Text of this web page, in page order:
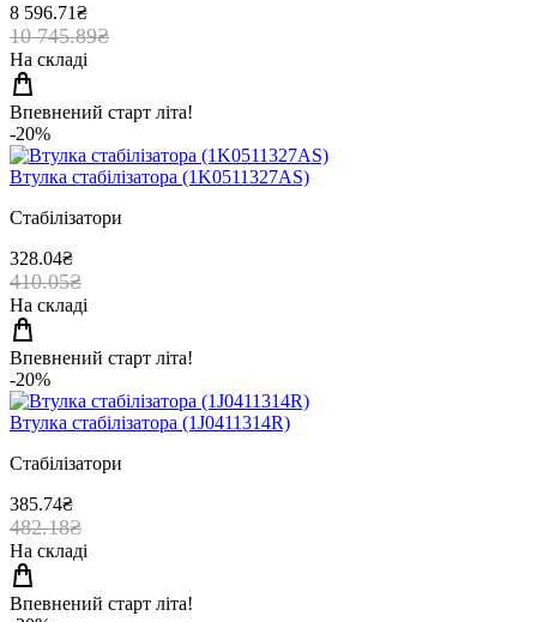
8 596.71₴
10 745.89₴
На складі
Впевнений старт літа!
-20%
Втулка стабiлiзатора (1K0511327AS)
Стабілізатори
328.04₴
410.05₴
На складі
Впевнений старт літа!
-20%
Втулка стабiлiзатора (1J0411314R)
Стабілізатори
385.74₴
482.18₴
На складі
Впевнений старт літа!